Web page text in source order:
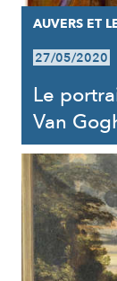
AUVERS ET
27/05/2020
Le
Van